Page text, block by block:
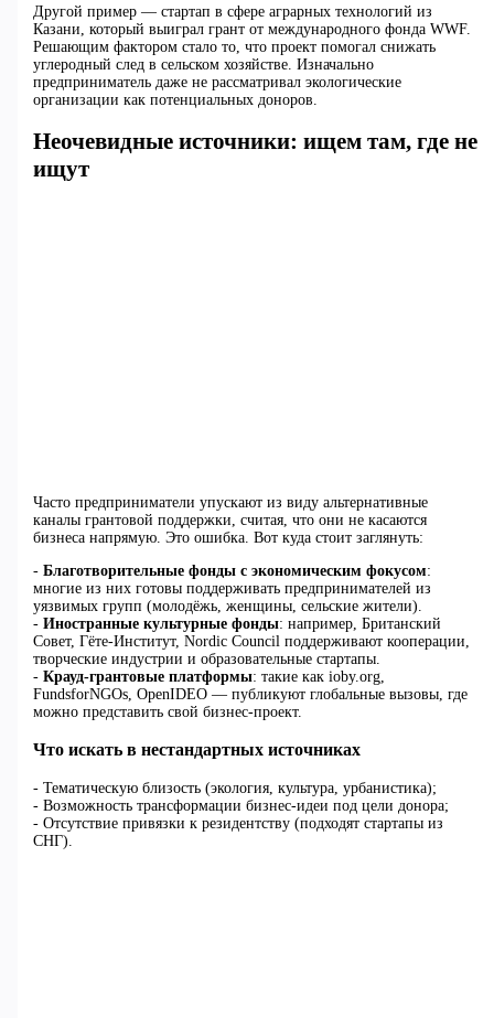
Другой пример — стартап в сфере аграрных технологий из
Казани, который выиграл грант от международного фонда WWF.
Решающим фактором стало то, что проект помогал снижать
углеродный след в сельском хозяйстве. Изначально
предприниматель даже не рассматривал экологические
организации как потенциальных доноров.
Неочевидные источники: ищем там, где не
ищут
Часто предприниматели упускают из виду альтернативные
каналы грантовой поддержки, считая, что они не касаются
бизнеса напрямую. Это ошибка. Вот куда стоит заглянуть:
- Благотворительные фонды с экономическим фокусом:
многие из них готовы поддерживать предпринимателей из
уязвимых групп (молодёжь, женщины, сельские жители).
- Иностранные культурные фонды: например, Британский
Совет, Гёте-Институт, Nordic Council поддерживают кооперации,
творческие индустрии и образовательные стартапы.
- Крауд-грантовые платформы: такие как ioby.org,
FundsforNGOs, OpenIDEO — публикуют глобальные вызовы, где
можно представить свой бизнес-проект.
Что искать в нестандартных источниках
- Тематическую близость (экология, культура, урбанистика);
- Возможность трансформации бизнес-идеи под цели донора;
- Отсутствие привязки к резидентству (подходят стартапы из
СНГ).